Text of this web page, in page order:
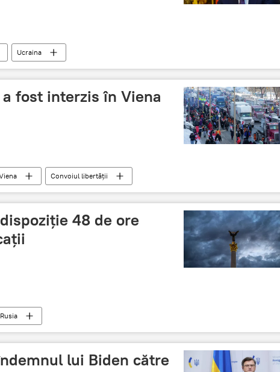
Ucraina
fost interzis în Viena
Convoiul libertății
48 de ore
Rusia
lui Biden către